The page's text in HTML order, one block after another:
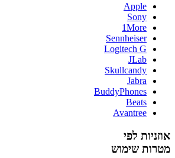
Apple
Sony
1More
Sennheiser
Logitech G
JLab
Skullcandy
Jabra
BuddyPhones
Beats
Avantree
אוזניות לפי
מטרות שימוש